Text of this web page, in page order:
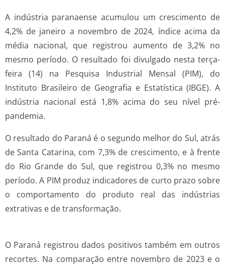
A indústria paranaense acumulou um crescimento de
4,2% de janeiro a novembro de 2024, índice acima da
média nacional, que registrou aumento de 3,2% no
mesmo período. O resultado foi divulgado nesta terça-
feira (14) na Pesquisa Industrial Mensal (PIM), do
Instituto Brasileiro de Geografia e Estatística (IBGE). A
indústria nacional está 1,8% acima do seu nível pré-
pandemia.
O resultado do Paraná é o segundo melhor do Sul, atrás
de Santa Catarina, com 7,3% de crescimento, e à frente
do Rio Grande do Sul, que registrou 0,3% no mesmo
período. A PIM produz indicadores de curto prazo sobre
o comportamento do produto real das indústrias
extrativas e de transformação.
O Paraná registrou dados positivos também em outros
recortes. Na comparação entre novembro de 2023 e o